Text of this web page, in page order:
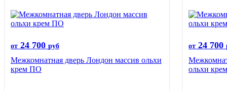
от 24 700 руб
Межкомнатная дверь Лондон массив ольхи
крем ПО
от 24 700
ольхи